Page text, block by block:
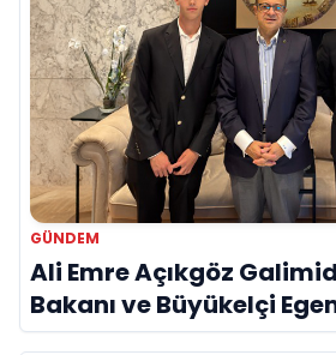
GÜNDEM
Ali Emre Açıkgöz
Bakanı ve Büyükelçi
Bir Araya Geldi